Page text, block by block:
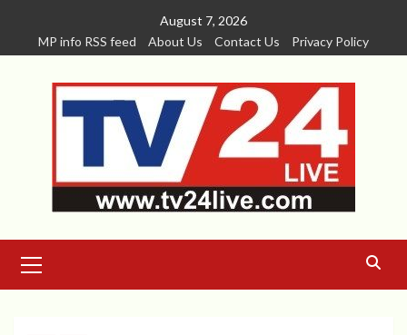
content
August 7, 2026
MP info RSS feed
About Us Contact Us Privacy Policy
Menu